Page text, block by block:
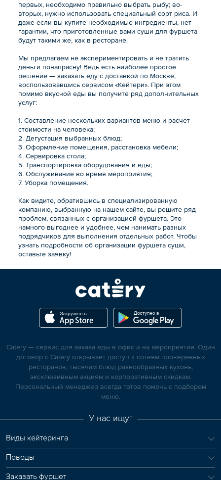
первых, необходимо правильно выбрать рыбу; во-
вторых, нужно использовать специальный сорт риса. И
даже если вы купите необходимые ингредиенты, нет
гарантии, что приготовленные вами суши для фуршета
будут такими же, как в ресторане.
Мы предлагаем не экспериментировать и не тратить
деньги понапрасну! Ведь есть наиболее простое
решение — заказать еду с доставкой по Москве,
воспользовавшись сервисом «Кейтери». При этом
помимо вкусной еды вы получите ряд дополнительных
услуг:
1. Составление нескольких вариантов меню и расчет
стоимости на человека;
2. Дегустация выбранных блюд;
3. Оформление помещения, расстановка мебели;
4. Сервировка стола;
5. Транспортировка оборудования и еды;
6. Обслуживание во время мероприятия;
7. Уборка помещения.
Как видите, обратившись в специализированную
компанию, выбранную на нашем сайте, вы решите ряд
проблем, связанных с организацией фуршета. Это
намного выгоднее и удобнее, чем нанимать разных
подрядчиков для выполнения отдельных работ. Чтобы
узнать подробности об организации фуршета суши,
оставьте заявку!
Catery — сервис для заказа еды в офис и на мероприятия. Один
договор с Catery открывает доступ к сотням проверенных
ресторанов, тысячам блюд разнообразных кухонь,
эксклюзивным акциям и корпоративным скидкам.
Персональный менеджер всегда готов помочь с подбором
меню.
У нас ищут
Виды кейтеринга
Поводы
Заказать фуршет